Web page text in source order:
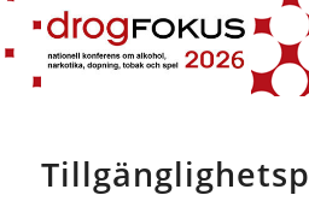
Hoppa
till
innehåll
Hoppa
till
navigering